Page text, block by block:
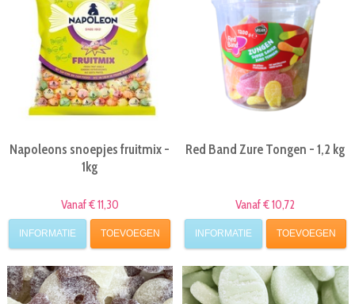
Napoleons snoepjes fruitmix -
1kg
Vanaf € 11,30
INFORMATIE TOEVOEGEN
Red Band Zure Tongen - 1,2 kg
Vanaf € 10,72
INFORMATIE TOEVOEGEN